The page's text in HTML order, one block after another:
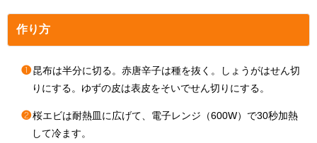
作り方
❶ 昆布は半分に切る。赤唐辛子は種を抜く。しょうがはせん切
りにする。ゆずの皮は表皮をそいでせん切りにする。
❷桜エビは耐熱皿に広げて、電子レンジ（600W）で30秒加熱
して冷ます。